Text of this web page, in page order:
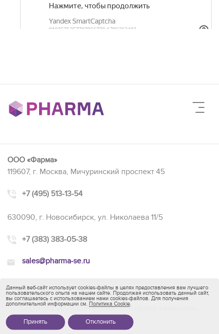
ООО «Фарма»
119607, г. Москва, Мичуринский проспект 45
+7 (495) 513-13-54
630090, г. Новосибирск, ул. Николаева 11/5
+7 (383) 383-05-38
sales@pharma-se.ru
Copyright 2026 © PHARMA. Все права защищены.
Данный веб-сайт использует cookies-файлы в целях предоставления вам лучшего
пользовательского опыта на нашем сайте. Продолжая использовать данный сайт,
вы соглашаетесь с использованием нами cookies-файлов. Для получения
дополнительной информации см. Политика Cookie.
Принять Отклонить